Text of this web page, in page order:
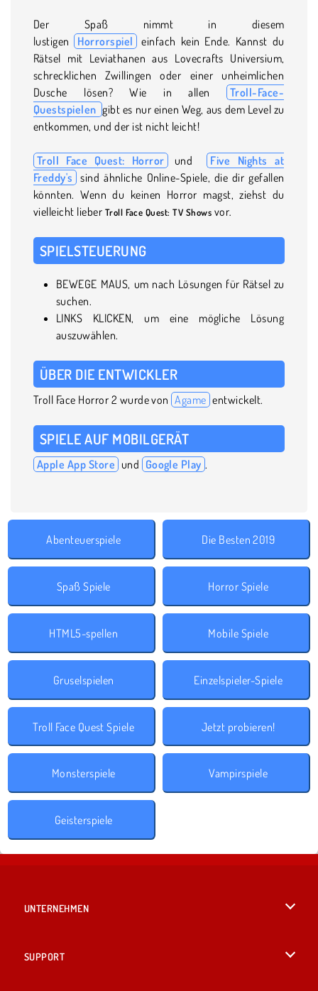
Der Spaß nimmt in diesem
lustigen Horrorspiel einfach kein Ende. Kannst du
Rätsel mit Leviathanen aus Lovecrafts Universium,
schrecklichen Zwillingen oder einer unheimlichen
Dusche lösen? Wie in allen
Troll-Face-
Questspielen gibt es nur einen Weg, aus dem Level zu
entkommen, und der ist nicht leicht!
Troll Face Quest: Horror und Five Nights at
Freddy's sind ähnliche Online-Spiele, die dir gefallen
könnten. Wenn du keinen Horror magst, ziehst du
vielleicht lieber Troll Face Quest: TV Shows vor.
SPIELSTEUERUNG
BEWEGE MAUS, um nach Lösungen für Rätsel zu
suchen.
LINKS KLICKEN, um eine mögliche Lösung
auszuwählen.
ÜBER DIE ENTWICKLER
Troll Face Horror 2 wurde von Agame entwickelt.
SPIELE AUF MOBILGERÄT
Apple App Store und Google Play .
Abenteuerspiele Die Besten 2019
Spaß Spiele Horror Spiele
HTML5-spellen Mobile Spiele
Gruselspielen Einzelspieler-Spiele
Troll Face Quest Spiele Jetzt probieren!
Monsterspiele Vampirspiele
Geisterspiele
UNTERNEHMEN
SUPPORT